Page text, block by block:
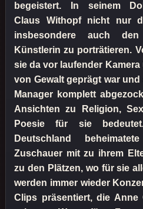
begeistert. In seinem
Claus Withopf nicht nur
insbesondere auch
Künstlerin zu porträtieren.
sie da vor laufender
von Gewalt geprägt war
Manager komplett
Ansichten zu Religion,
Poesie für sie
Deutschland
Zuschauer mit zu ihrem
zu den Plätzen, wo für sie
werden immer wieder
Clips präsentiert, die